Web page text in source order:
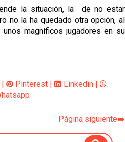
la situación, la de no estar
no la ha quedado otra opción, al
magníficos jugadores en su
Pinterest Linkedin
Página siguiente➡️